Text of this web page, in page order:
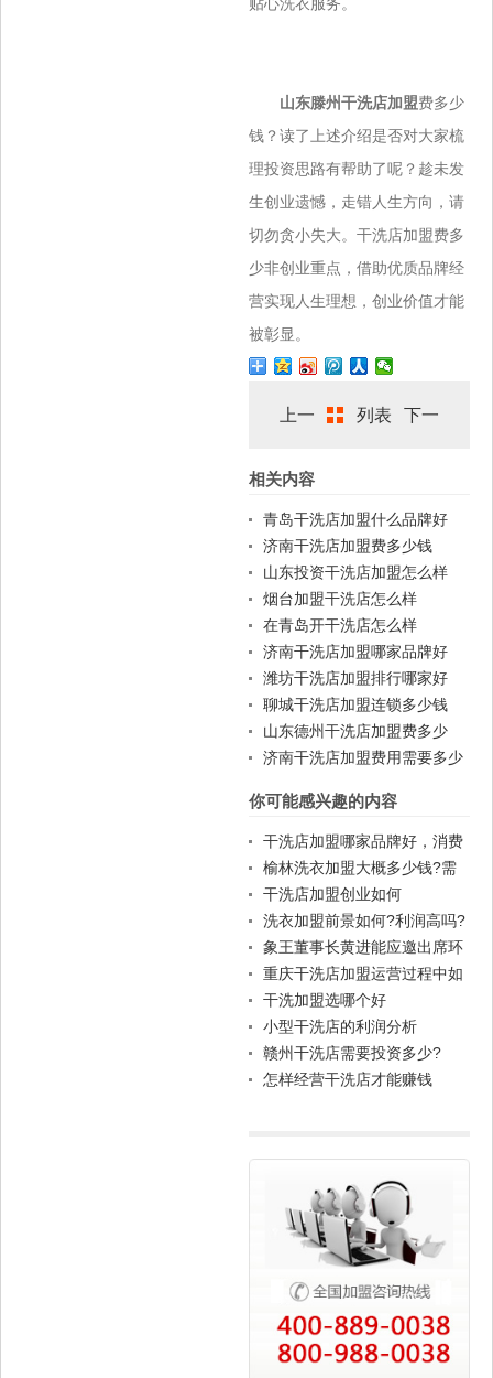
贴心洗衣服务。
山东滕州干洗店加盟费多少
钱？读了上述介绍是否对大家梳
理投资思路有帮助了呢？趁未发
生创业遗憾，走错人生方向，请
切勿贪小失大。干洗店加盟费多
少非创业重点，借助优质品牌经
营实现人生理想，创业价值才能
被彰显。
上一
篇
列表 下一
相关内容
青岛干洗店加盟什么品牌好
济南干洗店加盟费多少钱
山东投资干洗店加盟怎么样
烟台加盟干洗店怎么样
在青岛开干洗店怎么样
济南干洗店加盟哪家品牌好
潍坊干洗店加盟排行哪家好
聊城干洗店加盟连锁多少钱
山东德州干洗店加盟费多少
济南干洗店加盟费用需要多少
你可能感兴趣的内容
干洗店加盟哪家品牌好，消费
者的比较认可。
榆林洗衣加盟大概多少钱?需
要综合分析
干洗店加盟创业如何
洗衣加盟前景如何?利润高吗?
象王董事长黄进能应邀出席环
球国际模特儿大赛国际总决赛
颁奖典礼
重庆干洗店加盟运营过程中如
何管理？
干洗加盟选哪个好
小型干洗店的利润分析
赣州干洗店需要投资多少?
怎样经营干洗店才能赚钱